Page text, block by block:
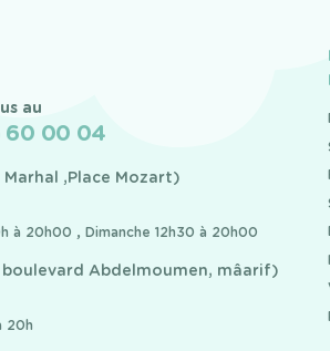
au
60 00 04
Marhal ,Place Mozart)
à 20h00 , Dimanche 12h30 à 20h00
boulevard Abdelmoumen, mâarif)
20h